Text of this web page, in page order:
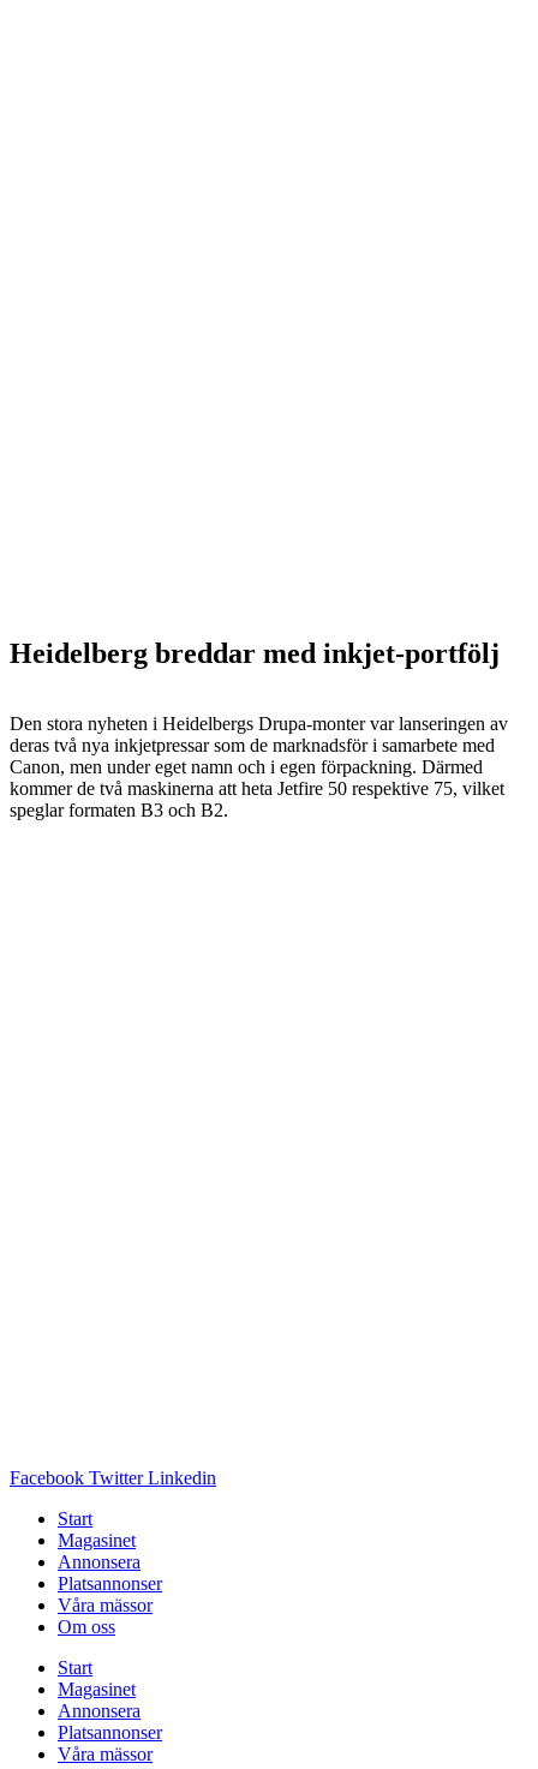
Heidelberg breddar med inkjet-portfölj
Den stora nyheten i Heidelbergs Drupa-monter var lanseringen av
deras två nya inkjetpressar som de marknadsför i samarbete med
Canon, men under eget namn och i egen förpackning. Därmed
kommer de två maskinerna att heta Jetfire 50 respektive 75, vilket
speglar formaten B3 och B2.
Facebook Twitter Linkedin
Start
Magasinet
Annonsera
Platsannonser
Våra mässor
Om oss
Start
Magasinet
Annonsera
Platsannonser
Våra mässor